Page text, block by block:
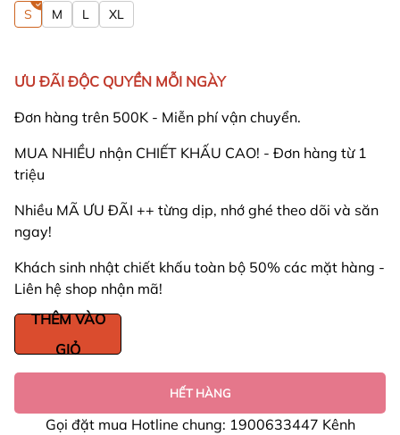
S M L XL
ƯU ĐÃI ĐỘC QUYỀN MỖI NGÀY
Đơn hàng trên 500K - Miễn phí vận chuyển.
MUA NHIỀU nhận CHIẾT KHẤU CAO! - Đơn hàng từ 1
triệu
Nhiều MÃ ƯU ĐÃI ++ từng dịp, nhớ ghé theo dõi và săn
ngay!
Khách sinh nhật chiết khấu toàn bộ 50% các mặt hàng -
Liên hệ shop nhận mã!
THÊM VÀO
GIỎ
HẾT HÀNG
Gọi đặt mua Hotline chung: 1900633447 Kênh